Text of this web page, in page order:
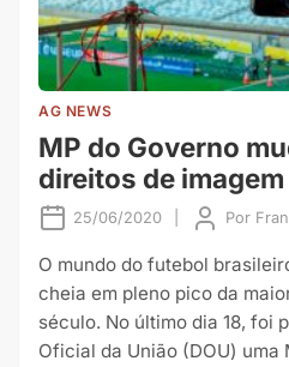
AG NEWS
MP do Governo
direitos de
25/06/2020 Por
O mundo do futebol
cheia em pleno pico da
século. No último dia 18, foi
Oficial da União (DOU)